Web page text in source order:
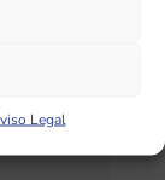
Legal
de